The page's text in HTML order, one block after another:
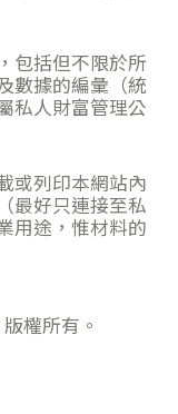
包括但不限於所
數據的編彙（統
私人財富管理公
或列印本網站內
最好只連接至私
用途，惟材料的
權所有。